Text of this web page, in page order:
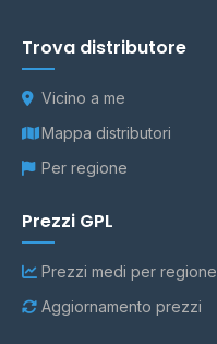
Trova distributore
Vicino a me
Mappa distributori
Per regione
Prezzi GPL
Prezzi medi per regione
Aggiornamento prezzi